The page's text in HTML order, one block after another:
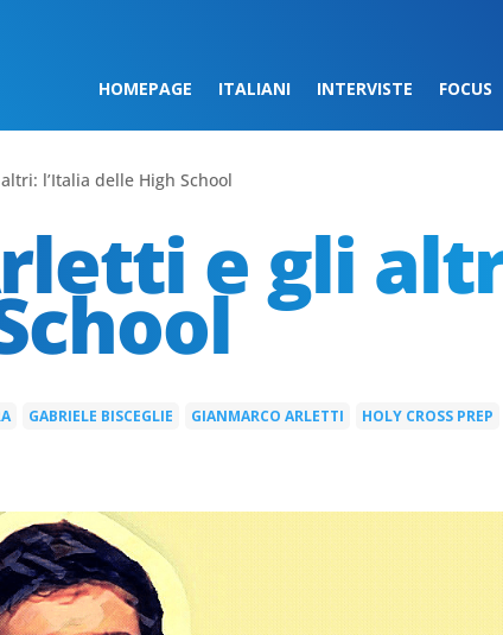
HOMEPAGE ITALIANI INTERVISTE FOCUS
l’Italia delle High School
e gli
GABRIELE BISCEGLIE GIANMARCO ARLETTI HOLY CROSS PREP